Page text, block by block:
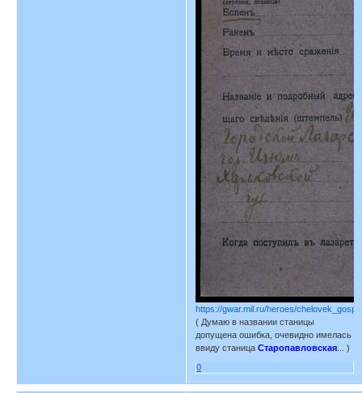
https://gwar.mil.ru/heroes/
( Думаю в названии станицы
допущена ошибка, очевидно имелась
ввиду станицаСтаропавловская ... )
0